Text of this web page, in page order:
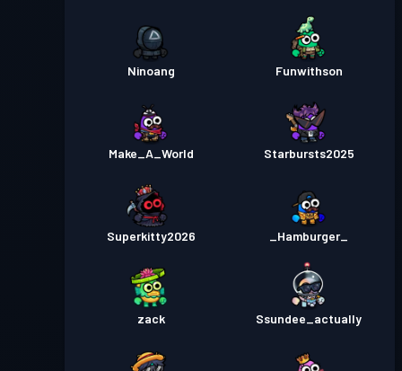
Ninoang Funwithson
Make_A_World Starbursts2025
Superkitty2026 _Hamburger_
zack Ssundee_actually